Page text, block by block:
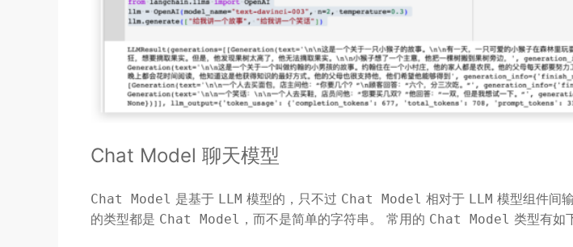
Chat Model 聊天模型
Chat Model 是基于 LLM 模型的，只不过 Chat Model 相对于 LLM 模型组件间
的类型都是 Chat Model ，而不是简单的字符串。 常用的 Chat Model 类型有如